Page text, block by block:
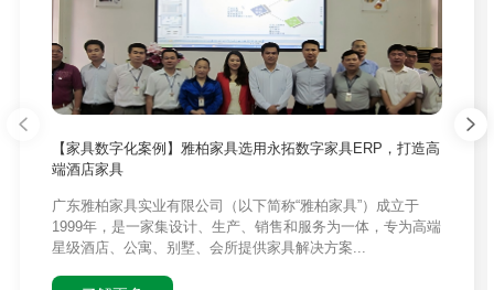
【家具数字化案例】雅柏家具选用永拓数字家具ERP，打造高
端酒店家具
广东雅柏家具实业有限公司（以下简称“雅柏家具”）成立于
1999年，是一家集设计、生产、销售和服务为一体，专为高端
星级酒店、公寓、别墅、会所提供家具解决方案...